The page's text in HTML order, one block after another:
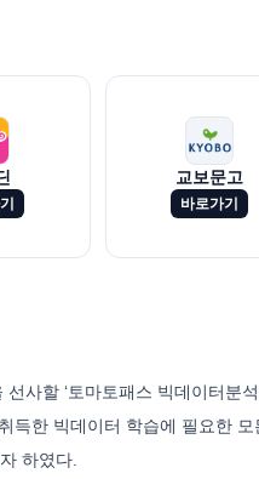
교보문고
바로가기
사할 ‘토마토패스 빅데이터분
한 빅데이터 학습에 필요한
하였다.